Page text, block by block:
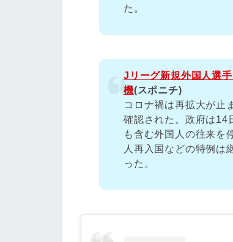
た。
Jリーグ新規外国人選
機(スポニチ)
コロナ禍は再拡大が止
確認された。政府は14
も含む外国人の往来を
人再入国などの特例は
った。